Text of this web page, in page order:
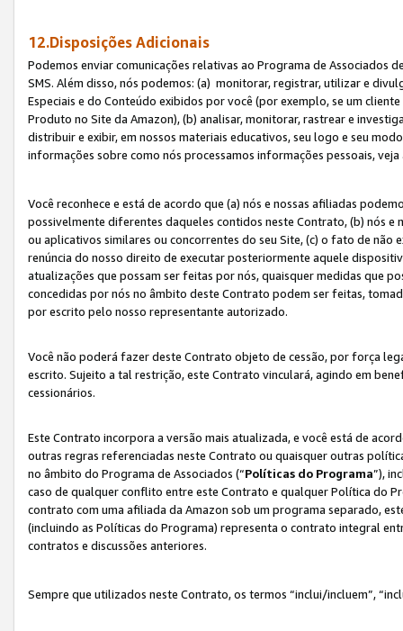
12.Disposições Adicionais
Podemos enviar comunicações relativas ao Programa de Associados
SMS. Além disso, nós podemos: (a) monitorar, registrar, utilizar e
Especiais e do Conteúdo exibidos por você (por exemplo, se um
Produto no Site da Amazon), (b) analisar, monitorar, rastrear e
distribuir e exibir, em nossos materiais educativos, seu logo e seu
informações sobre como nós processamos informações pessoais,
Você reconhece e está de acordo que (a) nós e nossas afiliadas
possivelmente diferentes daqueles contidos neste Contrato, (b) nós
ou aplicativos similares ou concorrentes do seu Site, (c) o fato de
renúncia do nosso direito de executar posteriormente aquele
atualizações que possam ser feitas por nós, quaisquer medidas que
concedidas por nós no âmbito deste Contrato podem ser feitas,
por escrito pelo nosso representante autorizado.
Você não poderá fazer deste Contrato objeto de cessão, por força
escrito. Sujeito a tal restrição, este Contrato vinculará, agindo em
cessionários.
Este Contrato incorpora a versão mais atualizada, e você está de
outras regras referenciadas neste Contrato ou quaisquer outras
no âmbito do Programa de Associados (“Políticas do Programa”),
caso de qualquer conflito entre este Contrato e qualquer Política do
contrato com uma afiliada da Amazon sob um programa separado,
(incluindo as Políticas do Programa) representa o contrato integral
contratos e discussões anteriores.
Sempre que utilizados neste Contrato, os termos “inclui/incluem”,